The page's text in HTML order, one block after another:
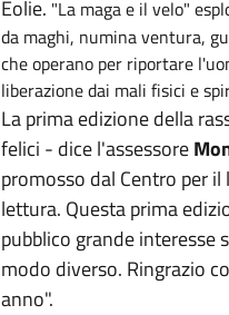
Eolie. "La maga e il velo"
da maghi, numina ventura,
che operano per riportare
liberazione dai mali fisici e
La prima edizione della
felici - dice l'assessore
promosso dal Centro per
lettura. Questa prima
pubblico grande interesse
modo diverso. Ringrazio
anno".